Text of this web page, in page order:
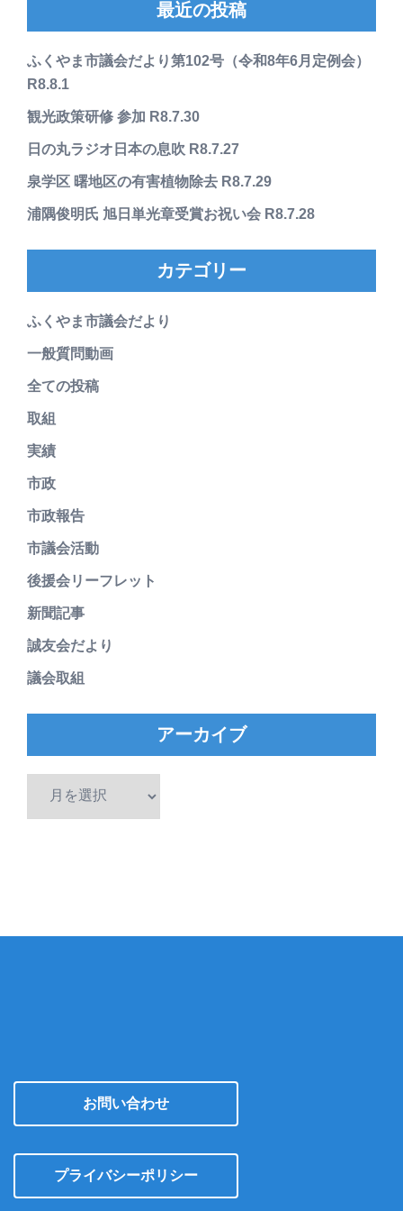
最近の投稿
ふくやま市議会だより第102号（令和8年6月定例会）
R8.8.1
観光政策研修 参加 R8.7.30
日の丸ラジオ日本の息吹 R8.7.27
泉学区 曙地区の有害植物除去 R8.7.29
浦隅俊明氏 旭日単光章受賞お祝い会 R8.7.28
カテゴリー
ふくやま市議会だより
一般質問動画
全ての投稿
取組
実績
市政
市政報告
市議会活動
後援会リーフレット
新聞記事
誠友会だより
議会取組
アーカイブ
お問い合わせ
プライバシーポリシー